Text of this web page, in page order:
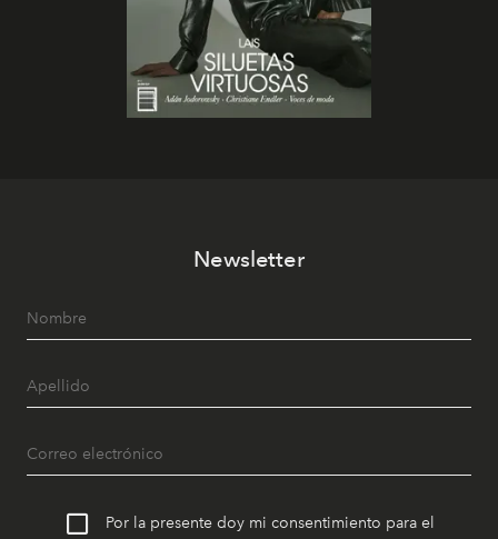
Newsletter
Por la presente doy mi consentimiento para el